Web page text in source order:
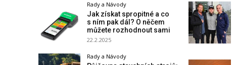
Rady a Návody
Jak získat spropitné a co
s ním pak dál? O něčem
můžete rozhodnout sami
22.2.2025
Rady a Návody